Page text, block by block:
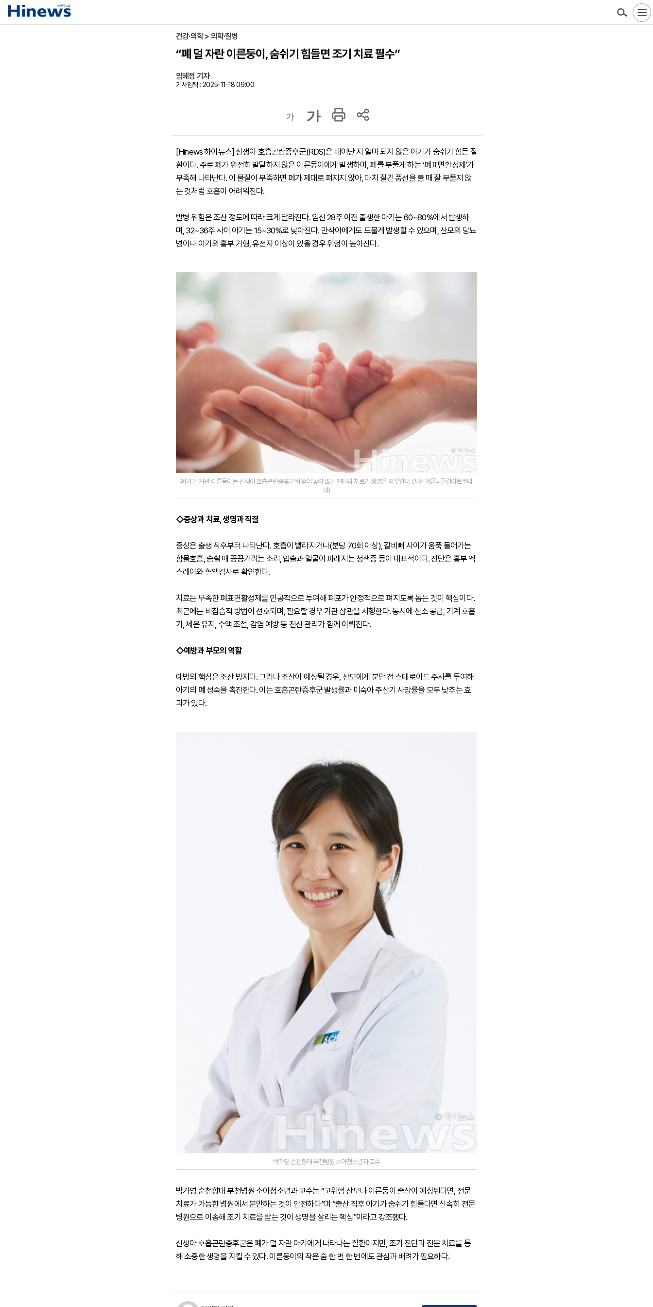
건강·의학 > 의학·질병
“폐 덜 자란 이른둥이, 숨쉬기 힘들면 조기 치료 필수”
임혜정 기자
기사입력 : 2025-11-18 09:00
가 가
[Hinews 하이뉴스] 신생아 호흡곤란증후군(RDS)은 태어난 지 얼마 되지 않은 아기가 숨쉬기 힘든 질
환이다. 주로 폐가 완전히 발달하지 않은 이른둥이에게 발생하며, 폐를 부풀게 하는 ‘폐표면활성제’가
부족해 나타난다. 이 물질이 부족하면 폐가 제대로 펴지지 않아, 마치 질긴 풍선을 불 때 잘 부풀지 않
는 것처럼 호흡이 어려워진다.
발병 위험은 조산 정도에 따라 크게 달라진다. 임신 28주 이전 출생한 아기는 60~80%에서 발생하
며, 32~36주 사이 아기는 15~30%로 낮아진다. 만삭아에게도 드물게 발생할 수 있으며, 산모의 당뇨
병이나 아기의 흉부 기형, 유전자 이상이 있을 경우 위험이 높아진다.
폐가 덜 자란 이른둥이는 신생아 호흡곤란증후군 위험이 높아 조기 진단과 치료가 생명을 좌우한다. (사진 제공=클립아트코리
아)
◇증상과 치료, 생명과 직결
증상은 출생 직후부터 나타난다. 호흡이 빨라지거나(분당 70회 이상), 갈비뼈 사이가 움푹 들어가는
함몰호흡, 숨쉴 때 끙끙거리는 소리, 입술과 얼굴이 파래지는 청색증 등이 대표적이다. 진단은 흉부 엑
스레이와 혈액검사로 확인한다.
치료는 부족한 폐표면활성제를 인공적으로 투여해 폐포가 안정적으로 펴지도록 돕는 것이 핵심이다.
최근에는 비침습적 방법이 선호되며, 필요할 경우 기관 삽관을 시행한다. 동시에 산소 공급, 기계 호흡
기, 체온 유지, 수액 조절, 감염 예방 등 전신 관리가 함께 이뤄진다.
◇예방과 부모의 역할
예방의 핵심은 조산 방지다. 그러나 조산이 예상될 경우, 산모에게 분만 전 스테로이드 주사를 투여해
아기의 폐 성숙을 촉진한다. 이는 호흡곤란증후군 발생률과 미숙아 주산기 사망률을 모두 낮추는 효
과가 있다.
박가영 순천향대 부천병원 소아청소년과 교수
박가영 순천향대 부천병원 소아청소년과 교수는 “고위험 산모나 이른둥이 출산이 예상된다면, 전문
치료가 가능한 병원에서 분만하는 것이 안전하다”며 “출산 직후 아기가 숨쉬기 힘들다면 신속히 전문
병원으로 이송해 조기 치료를 받는 것이 생명을 살리는 핵심”이라고 강조했다.
신생아 호흡곤란증후군은 폐가 덜 자란 아기에게 나타나는 질환이지만, 조기 진단과 전문 치료를 통
해 소중한 생명을 지킬 수 있다. 이른둥이의 작은 숨 한 번 한 번에도 관심과 배려가 필요하다.